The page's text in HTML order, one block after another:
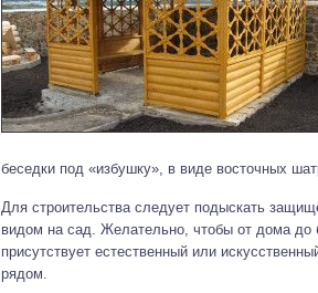
беседки под «избушку», в виде восточных
Для строительства следует подыскать
видом на сад. Желательно, чтобы от дома до
присутствует естественный или
рядом.